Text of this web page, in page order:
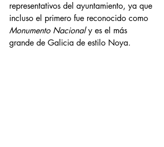
representativos del ayuntamiento, ya que
incluso el primero fue reconocido como
Monumento Nacional y es el más
grande de Galicia de estilo Noya.